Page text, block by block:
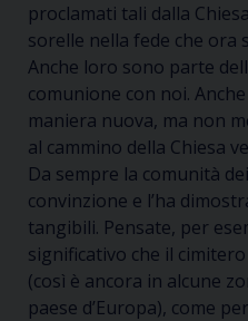
proclamati tali dalla
sorelle nella fede che ora
Anche loro sono parte
comunione con noi.
maniera nuova, ma non
al cammino della Chiesa
Da sempre la comunità
convinzione e l’ha
tangibili. Pensate, per
significativo che il
(così è ancora in alcune
paese d’Europa), come